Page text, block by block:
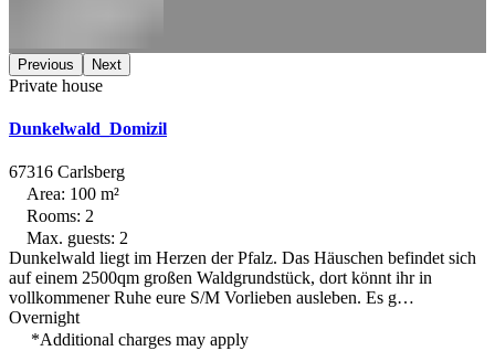
Previous Next
Private house
Dunkelwald_Domizil
67316 Carlsberg
Area: 100 m²
Rooms: 2
Max. guests: 2
Dunkelwald liegt im Herzen der Pfalz. Das Häuschen befindet sich
auf einem 2500qm großen Waldgrundstück, dort könnt ihr in
vollkommener Ruhe eure S/M Vorlieben ausleben. Es g…
Overnight
*Additional charges may apply